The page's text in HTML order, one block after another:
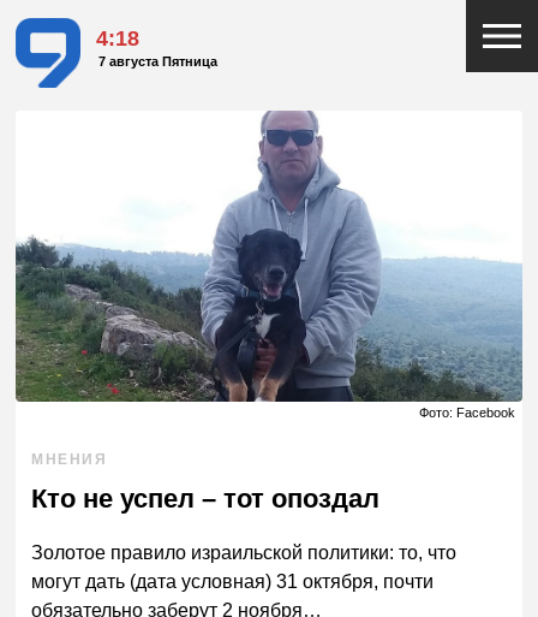
4:18
7 августа Пятница
Фото: Facebook
МНЕНИЯ
Кто не успел – тот опоздал
Золотое правило израильской политики: то, что
могут дать (дата условная) 31 октября, почти
обязательно заберут 2 ноября…